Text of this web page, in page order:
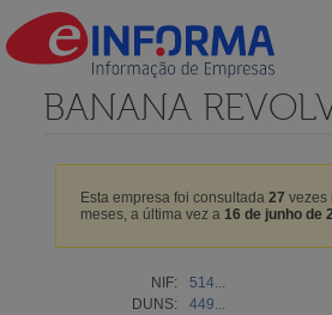
BANANA
Esta empresa foi consultada 27 vezes
meses, a última vez a 16 de junho de
NIF:
514...
DUNS:
449...